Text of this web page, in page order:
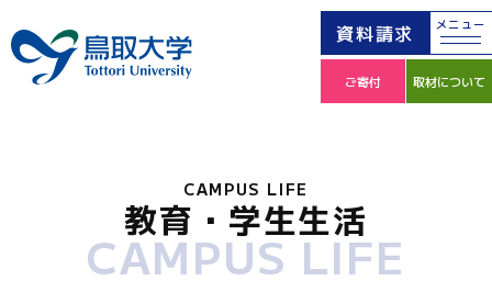
資料請求 メニュー
ご寄付 取材について
CAMPUS LIFE
教育・学生生活
CAMPUS LIFE